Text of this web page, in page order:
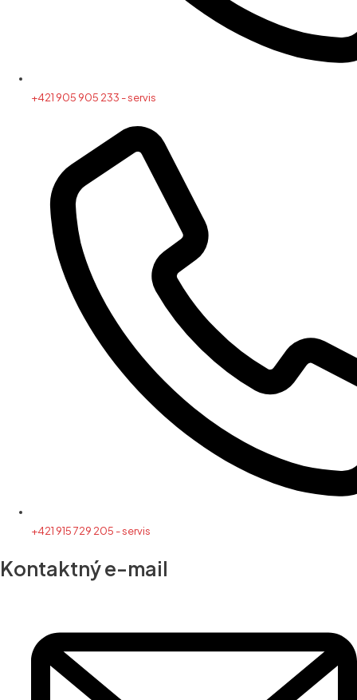
+421 905 905 233 - servis
+421 915 729 205 - servis
Kontaktný e-mail